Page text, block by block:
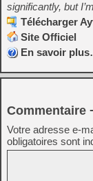
significantly, but
Télécharger
Site Officiel
En savoir
Commentaire
Votre adresse e-
obligatoires sont